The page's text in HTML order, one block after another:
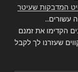
המדבקות שעיטר
עשורים..
הקדימו את זמנם
שעזרנו לך לקבל